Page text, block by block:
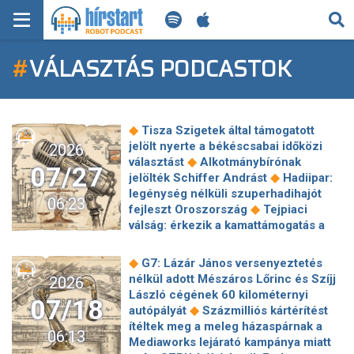
KERESÉS
KEZDŐLAP
FRISS HÍREK
TECH HÍREK
FILM-ZENE-SZÓRAKOZÁS
PLAYLIST
MI AZ A ROBOT PODCAST?
#VÁLASZTÁS PODCASTOK
2026
07/27
06:23
◆ Tisza Szigetek által támogatott
jelölt nyerte a békéscsabai időközi
választást ◆ Alkotmánybírónak
jelölték Schiffer Andrást ◆ Hadiipar:
legénység nélküli szuperhadihajót
fejleszt Oroszország ◆ Tejpiaci
válság: érkezik a kamattámogatás a
forintból készülhet el a Hatvan-
Füzesabony vasúti szakasz
fejlesztése◆ Történelmi rekordot
döntött a hazai alapkezelői vagyon ◆
Garamvölgyi László lett a rendőrség
kommunikációs főtanácsadója ◆
2026
07/18
06:13
◆ G7: Lázár János versenyeztetés
nélkül adott Mészáros Lőrinc és Szíjj
László cégének 60 kilométernyi
autópályát ◆ Százmilliós kártérítést
ítéltek meg a meleg házaspárnak a
Mediaworks lejárató kampánya miatt